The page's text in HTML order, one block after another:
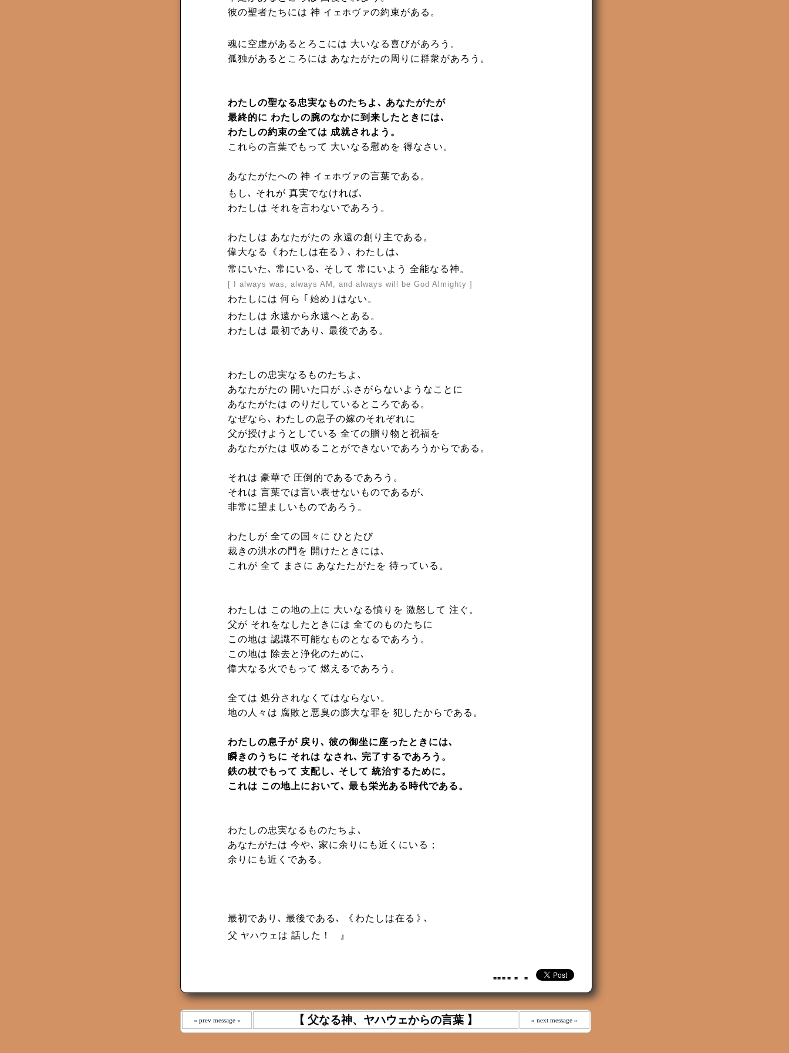
彼の聖者たちには 神 イェホヴァの約束がある。
魂に空虚があるとろこには 大いなる喜びがあろう。
孤独があるところには あなたがたの周りに群衆があろう。
わたしの聖なる忠実なものたちよ､ あなたがたが
最終的に わたしの腕のなかに到来したときには､
わたしの約束の全ては 成就されよう。
これらの言葉でもって 大いなる慰めを 得なさい。
あなたがたへの 神 イェホヴァの言葉である。
もし､ それが 真実でなければ､
わたしは それを言わないであろう。
わたしは あなたがたの 永遠の創り主である。
偉大なる《 わたしは在る 》､ わたしは､
常にいた､ 常にいる､ そして 常にいよう 全能なる神。
[ I always was, always AM, and always will be God Almighty ]
わたしには 何ら ｢ 始め ｣ はない。
わたしは 永遠から永遠へとある。
わたしは 最初であり､ 最後である。
わたしの忠実なるものたちよ､
あなたがたの 開いた口が ふさがらないようなことに
あなたがたは のりだしているところである。
なぜなら､ わたしの息子の嫁のそれぞれに
父が授けようとしている 全ての贈り物と祝福を
あなたがたは 収めることができないであろうからである。
それは 豪華で 圧倒的であるであろう。
それは 言葉では言い表せないものであるが､
非常に望ましいものであろう。
わたしが 全ての国々に ひとたび
裁きの洪水の門を 開けたときには､
これが 全て まさに あなたたがたを 待っている。
わたしは この地の上に 大いなる憤りを 激怒して 注ぐ。
父が それをなしたときには 全てのものたちに
この地は 認識不可能なものとなるであろう。
この地は 除去と浄化のために､
偉大なる火でもって 燃えるであろう。
全ては 処分されなくてはならない。
地の人々は 腐敗と悪臭の膨大な罪を 犯したからである。
わたしの息子が 戻り､ 彼の御坐に座ったときには､
瞬きのうちに それは なされ､ 完了するであろう。
鉄の杖でもって 支配し､ そして 統治するために。
これは この地上において､ 最も栄光ある時代である。
わたしの忠実なるものたちよ､
あなたがたは 今や､ 家に余りにも近くにいる；
余りにも近くである。
最初であり､ 最後である､ 《 わたしは在る 》､
父 ヤハウェ は 話した！ 』
≡ ≡ ≡ ≡ ≡ ≡
« prev message « 【 父なる神、ヤハウェからの言葉 】 » next message »